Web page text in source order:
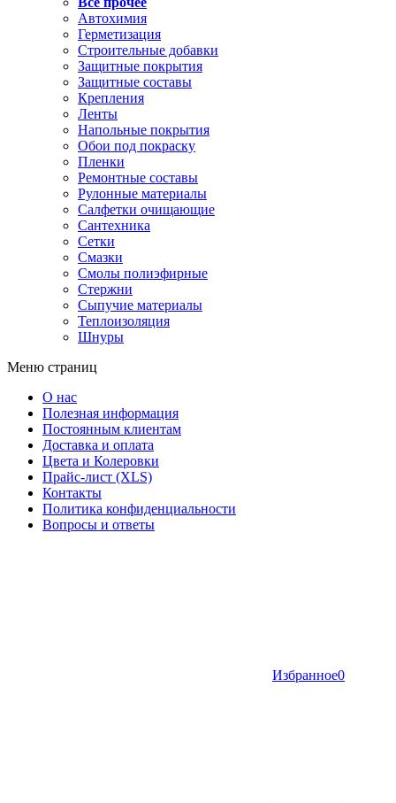
Автохимия
Герметизация
Строительные добавки
Защитные покрытия
Защитные составы
Крепления
Ленты
Напольные покрытия
Обои под покраску
Пленки
Ремонтные составы
Рулонные материалы
Салфетки очищающие
Сантехника
Сетки
Смазки
Смолы полиэфирные
Стержни
Сыпучие материалы
Теплоизоляция
Шнуры
Меню страниц
О нас
Полезная информация
Постоянным клиентам
Доставка и оплата
Цвета и Колеровки
Прайс-лист (XLS)
Контакты
Политика конфиденциальности
Вопросы и ответы
Избранное0